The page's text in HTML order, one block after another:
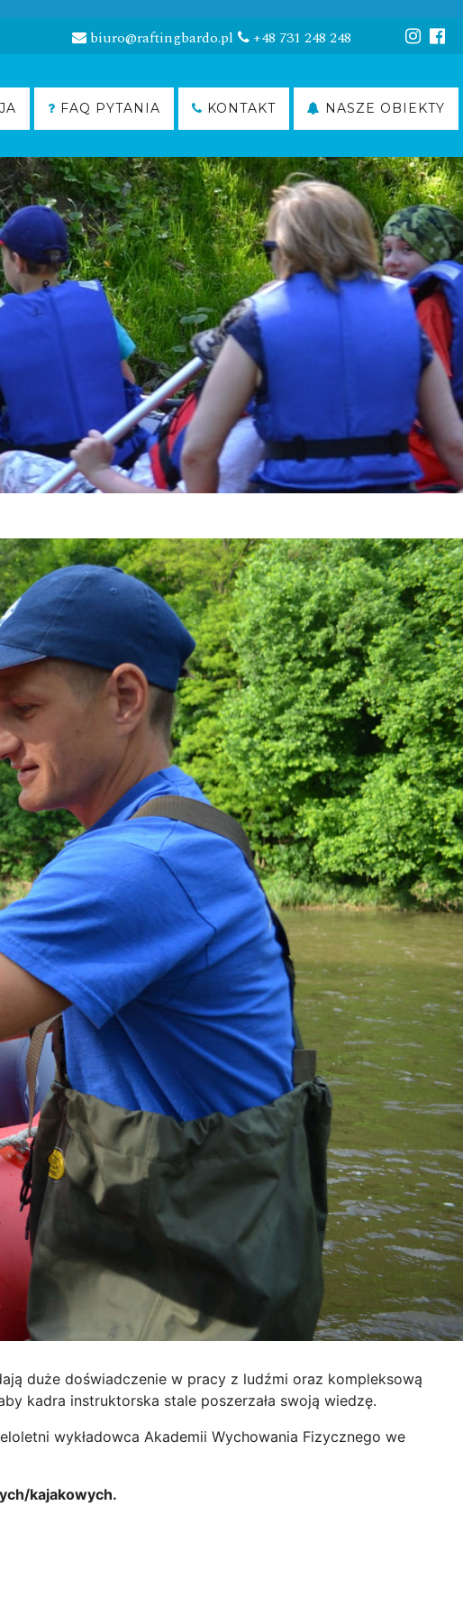
biuro@raftingbardo.pl +48 731 248 248
FAQ PYTANIA KONTAKT NASZE OBIEKTY
duże doświadczenie w pracy z ludźmi oraz kompleksową
kadra instruktorska stale poszerzała swoją wiedzę.
wykładowca Akademii Wychowania Fizycznego we
kajakowych.